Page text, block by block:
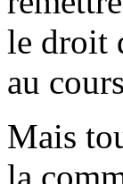
le droit
au
Mais